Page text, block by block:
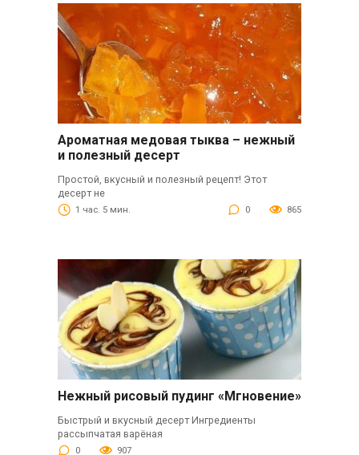
Ароматная медовая тыква – нежный
и полезный десерт
Простой, вкусный и полезный рецепт! Этот
десерт не
1 час. 5 мин. 0 865
Нежный рисовый пудинг «Мгновение»
Быстрый и вкусный десерт Ингредиенты
рассыпчатая варёная
0 907